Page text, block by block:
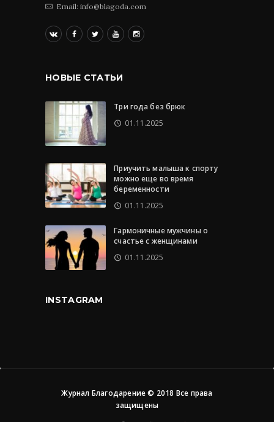
Email: info@blagoda.com
НОВЫЕ СТАТЬИ
Три года без брюк
01.11.2025
Приучить малыша к спорту
можно еще во время
беременности
01.11.2025
Гармоничные мужчины о
счастье с женщинами
01.11.2025
INSTAGRAM
Журнал Благодарение © 2018 Все права
защищены